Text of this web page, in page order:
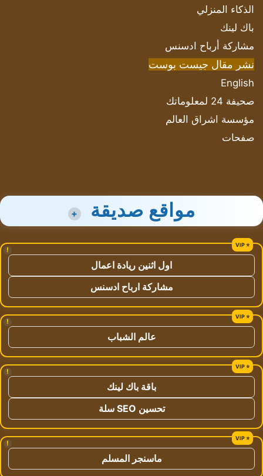
الذكاء المنزلي
باك لينك
مشاركة أرباح ادسنس
نشر مقال جيست بوست
English
صحيفة 24 لمعلوماتك
مؤسسة اشراق العالم
صفحات
مواقع صديقة +
!
اول اثنين ريادة اعمال
مشاركة ارباح ادسنس
!
عالم الشباب
!
باقة باك لينك
تحسين SEO سلة
!
ماسنجر المسلم